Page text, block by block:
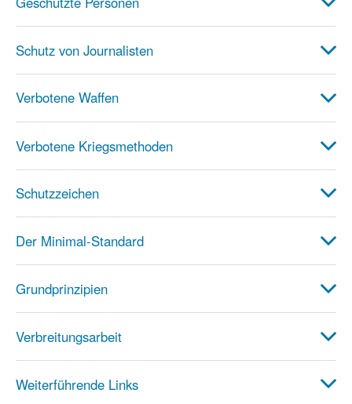
Schutz von Journalisten
Verbotene Waffen
Verbotene Kriegsmethoden
Schutzzeichen
Der Minimal-Standard
Grundprinzipien
Verbreitungsarbeit
Weiterführende Links